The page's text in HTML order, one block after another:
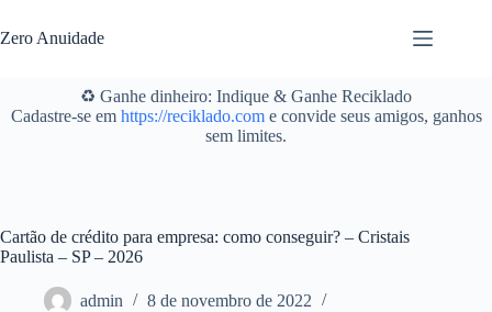
para
o
Zero Anuidade
♻️ Ganhe dinheiro: Indique & Ganhe Reciklado
Cadastre-se em https://reciklado.come convide seus amigos, ganhos
sem limites.
Cartão de crédito para empresa: como conseguir? – Cristais
Paulista – SP – 2026
admin
8 de novembro de 2022